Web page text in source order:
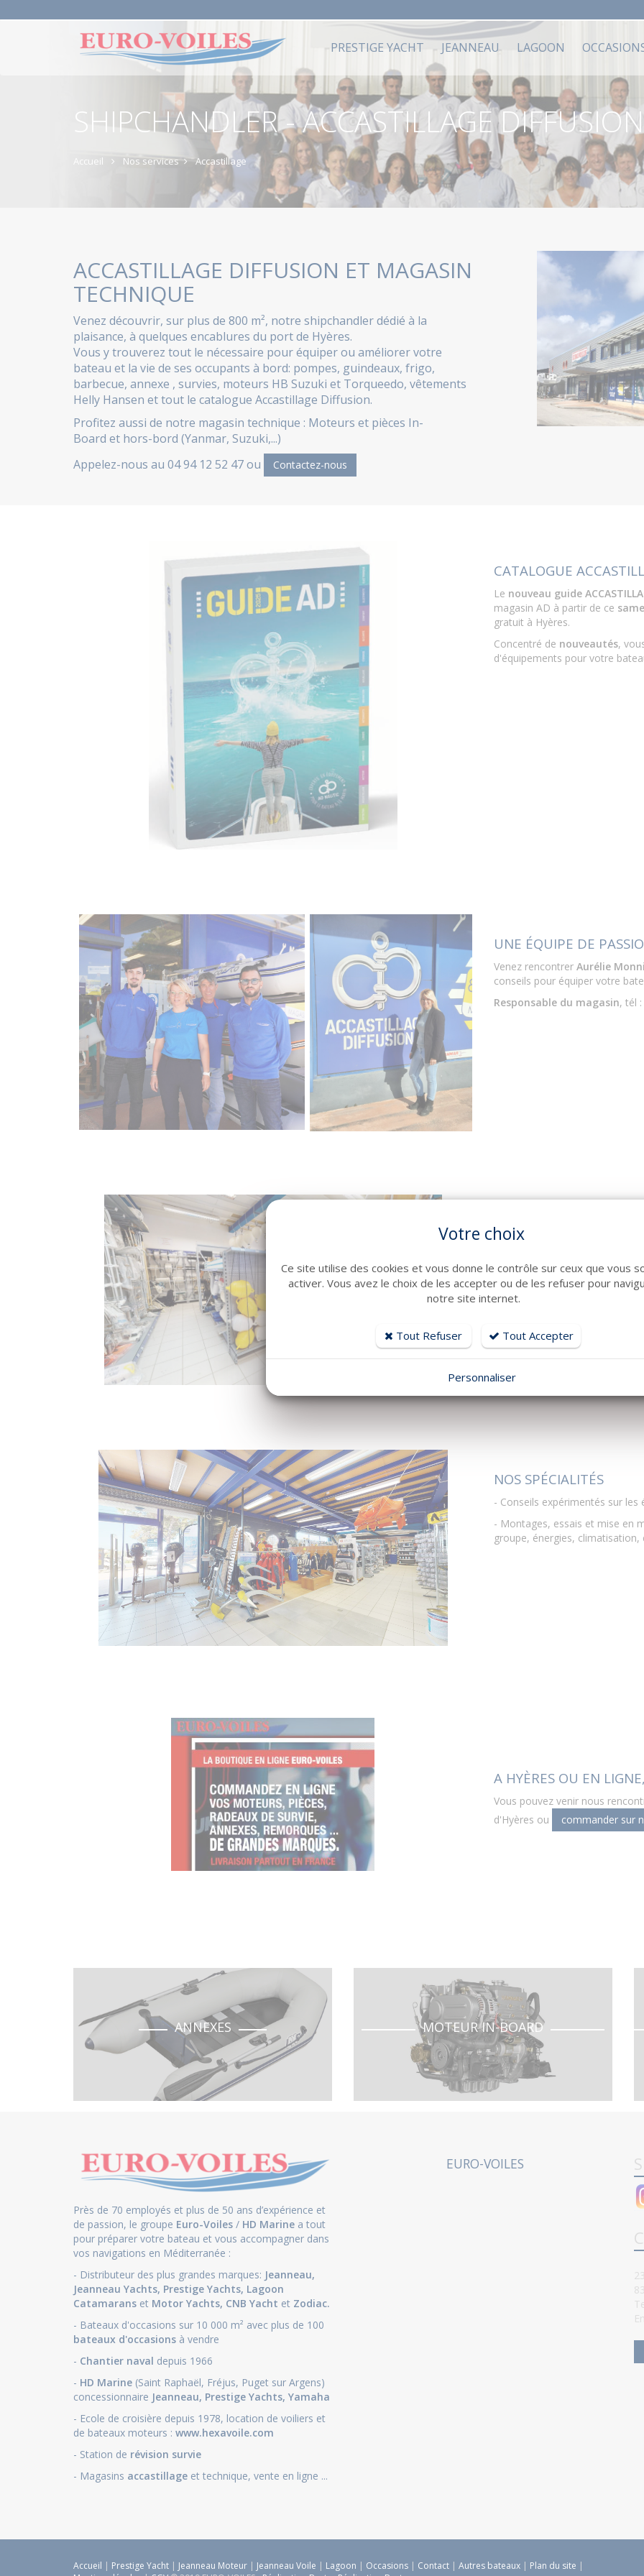
PRESTIGE YACHT JEANNEAU LAGOON
SHIPCHANDLER - ACCASTILLAGE DIFFUSION
Accueil Nos services Accastillage
ACCASTILLAGE DIFFUSION ET MAGASIN
TECHNIQUE
Venez découvrir, sur plus de 800 m², notre shipchandler dédié à la
plaisance, à quelques encablures du port de Hyères.
Vous y trouverez tout le nécessaire pour équiper ou améliorer votre
bateau et la vie de ses occupants à bord: pompes, guindeaux, frigo,
barbecue, annexe , survies, moteurs HB Suzuki et Torqueedo, vêtements
Helly Hansen et tout le catalogue Accastillage Diffusion.
Profitez aussi de notre magasin technique : Moteurs et pièces In-
Board et hors-bord (Yanmar, Suzuki,...)
Appelez-nous au 04 94 12 52 47 ou
Contactez-nous
CATALOGUE
Le nouveau guide
magasin AD à partir de ce
gratuit à Hyères.
Concentré de nouveautés,
d'équipements pour votre
UNE ÉQUIPE DE
Venez rencontrer Aurélie
conseils pour équiper votre
Responsable du magasin, tél
SHOWROOM
Depuis 1995, le plus grand
près du port d'Hyères.
Un shipchandler de
d'annexes et de moteurs hors
NOS SPÉCIALITÉS
- Conseils expérimentés sur
- Montages, essais et mise en
groupe, énergies,
A HYÈRES OU EN
Vous pouvez venir nous
d'Hyères ou
commander sur
ANNEXES MOTEUR IN-BOARD
Près de 70 employés et plus de 50 ans d’expérience et
de passion, le groupe Euro-Voiles / HD Marine a tout
pour préparer votre bateau et vous accompagner dans
vos navigations en Méditerranée :
- Distributeur des plus grandes marques: Jeanneau,
Jeanneau Yachts, Prestige Yachts, Lagoon
Catamarans et Motor Yachts, CNB Yacht et Zodiac.
- Bateaux d'occasions sur 10 000 m² avec plus de 100
bateaux d'occasions à vendre
- Chantier naval depuis 1966
- HD Marine (Saint Raphaël, Fréjus, Puget sur Argens)
concessionnaire Jeanneau, Prestige Yachts, Yamaha
- Ecole de croisière depuis 1978, location de voiliers et
de bateaux moteurs : www.hexavoile.com
- Station de révision survie
- Magasins accastillage et technique, vente en ligne ...
EURO-VOILES
Accueil | Prestige Yacht | Jeanneau Moteur | Jeanneau Voile | Lagoon | Occasions | Contact | Autres bateaux | Plan du site |
Votre choix
Ce site utilise des cookies et vous donne le contrôle sur ceux que vous
activer. Vous avez le choix de les accepter ou de les refuser pour
notre site internet.
Tout Refuser Tout Accepter
Personnaliser